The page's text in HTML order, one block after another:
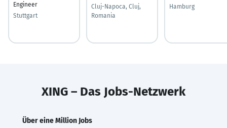
Engineer
Stuttgart
Cluj-Napoca, Cluj,
Romania
Hamburg
XING – Das Jobs-Netzwerk
Über eine Million Jobs